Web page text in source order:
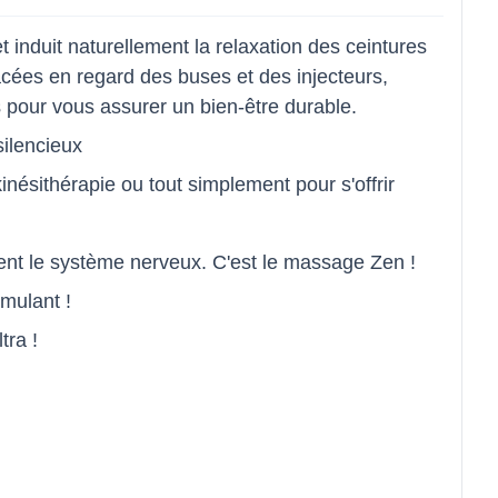
induit naturellement la relaxation des ceintures
en regard des buses et des injecteurs,
vous assurer un bien-être durable.
ou tout simplement pour s'offrir
le système nerveux. C'est le massage Zen !
!
!